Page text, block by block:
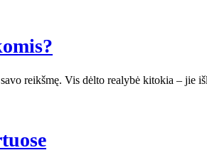
reikšmę. Vis dėlto realybė kitokia – jie